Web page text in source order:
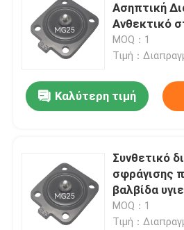
Προϊόντα
Βίντεο
Σχετικά με εμάς
Έλεγχος ποιότητας
Ασηπτική
Ανθεκτικό
Σφραγίδα
MOQ：1
Τιμή：
Καλύτερη τιμή
Συνθετικό
σφράγισης
βαλβίδα
σειράς
MOQ：1
Τιμή：